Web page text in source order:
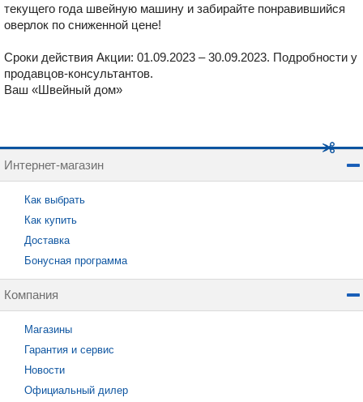
текущего года швейную машину и забирайте понравившийся
оверлок по сниженной цене!
Сроки действия Акции: 01.09.2023 – 30.09.2023. Подробности у
продавцов-консультантов.
Ваш «Швейный дом»
Интернет-магазин
Как выбрать
Как купить
Доставка
Бонусная программа
Компания
Магазины
Гарантия и сервис
Новости
Официальный дилер